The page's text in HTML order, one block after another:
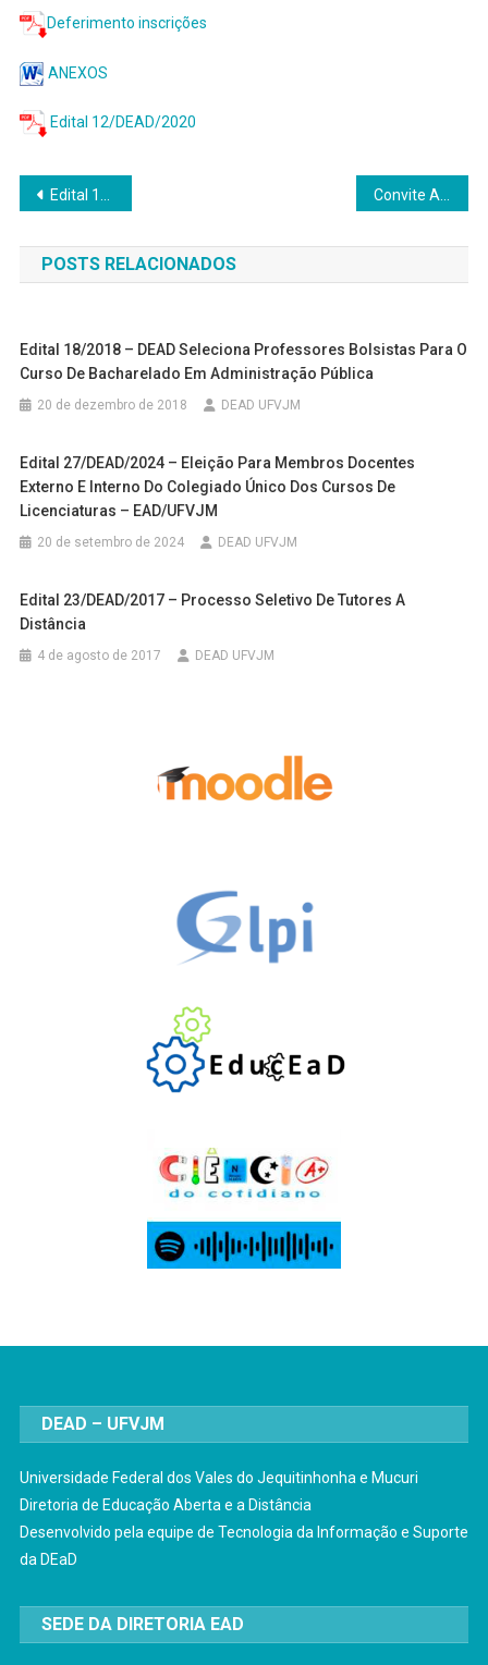
Deferimento inscrições
ANEXOS
Edital 12/DEAD/2020
Navegação
de
Post
Edital 13/ DEAD/ 2020 – Seleção de Tutores a distância para Especialização em Ensino de Geografia
POSTS RELACIONADOS
Edital 18/2018 – DEAD Seleciona Professores Bolsistas Para O
Curso De Bacharelado Em Administração Pública
20 de dezembro de 2018 DEAD UFVJM
Edital 27/DEAD/2024 – Eleição Para Membros Docentes
Externo E Interno Do Colegiado Único Dos Cursos De
Licenciaturas – EAD/UFVJM
20 de setembro de 2024 DEAD UFVJM
Edital 23/DEAD/2017 – Processo Seletivo De Tutores A
Distância
4 de agosto de 2017 DEAD UFVJM
DEAD – UFVJM
Universidade Federal dos Vales do Jequitinhonha e Mucuri
Diretoria de Educação Aberta e a Distância
Desenvolvido pela equipe de Tecnologia da Informação e Suporte
da DEaD
SEDE DA DIRETORIA EAD